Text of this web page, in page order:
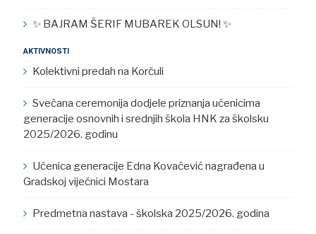
✨ BAJRAM ŠERIF MUBAREK OLSUN! ✨
AKTIVNOSTI
Kolektivni predah na Korčuli
Svečana ceremonija dodjele priznanja učenicima
generacije osnovnih i srednjih škola HNK za školsku
2025/2026. godinu
Učenica generacije Edna Kovačević nagrađena u
Gradskoj vijećnici Mostara
Predmetna nastava - školska 2025/2026. godina